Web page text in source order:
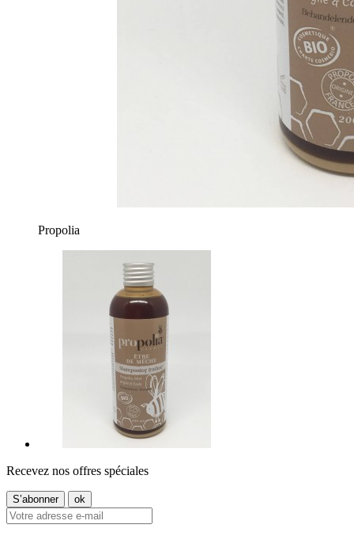
Propolia
Recevez nos offres spéciales